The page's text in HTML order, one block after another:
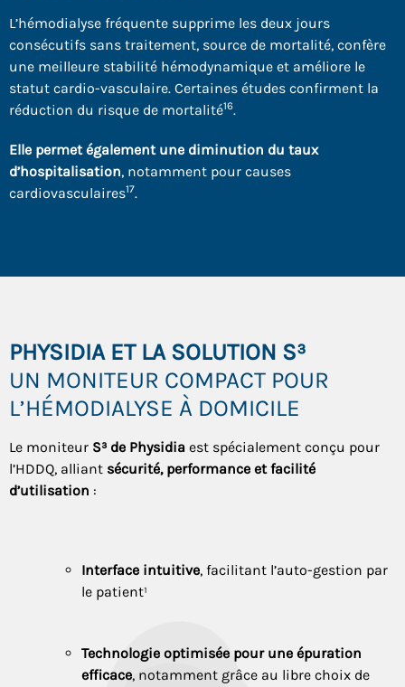
L’hémodialyse fréquente supprime les deux jours
consécutifs sans traitement, source de mortalité, confère
une meilleure stabilité hémodynamique et améliore le
statut cardio-vasculaire. Certaines études confirment la
réduction du risque de mortalité16.
Elle permet également une diminution du taux
d’hospitalisation, notamment pour causes
cardiovasculaires17.
PHYSIDIA ET LA SOLUTION S³
UN MONITEUR COMPACT POUR
L’HÉMODIALYSE À DOMICILE
Le moniteur S³ de Physidia est spécialement conçu pour
l’HDDQ, alliant sécurité, performance et facilité
d’utilisation :
Interface intuitive, facilitant l’auto-gestion par
le patient¹
Technologie optimisée pour une épuration
efficace, notamment grâce au libre choix de